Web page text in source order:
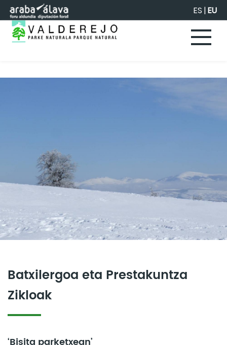
Eduki nagusira joan ES |EU
Batxilergoa eta Prestakuntza
Zikloak